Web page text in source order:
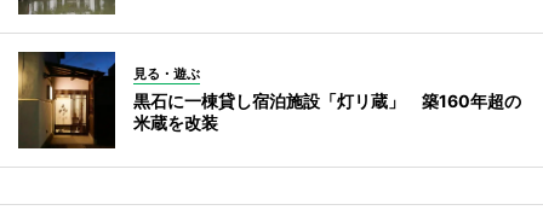
見る・遊ぶ
黒石に一棟貸し宿泊施設「灯リ蔵」 築160年超の
米蔵を改装